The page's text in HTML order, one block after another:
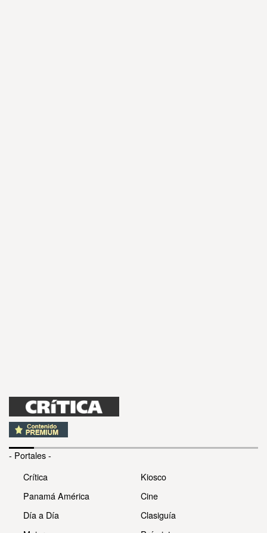
- Portales -
Crítica
Panamá América
Día a Día
Kiosco
Cine
Clasiguía